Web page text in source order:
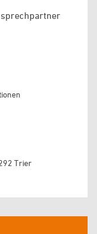
Trier